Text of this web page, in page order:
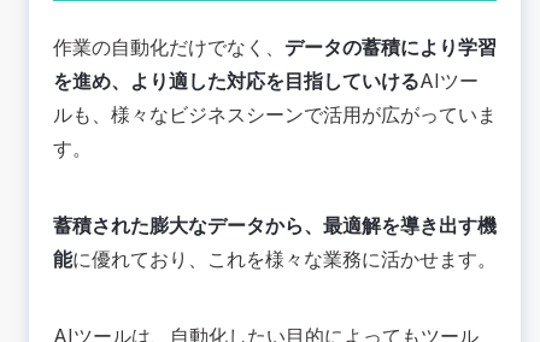
作業の自動化だけでなく、 データの蓄積により学習
を進め、より適した対応を目指していけるAIツー
ルも、様々なビジネスシーンで活用が広がっていま
す。
蓄積された膨大なデータから、最適解を導き出す機
能に優れており、これを様々な業務に活かせます。
AIツールは、自動化したい目的によってもツール